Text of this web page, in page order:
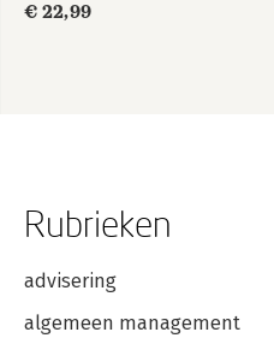
€ 22,99
Rubrieken
advisering
algemeen management